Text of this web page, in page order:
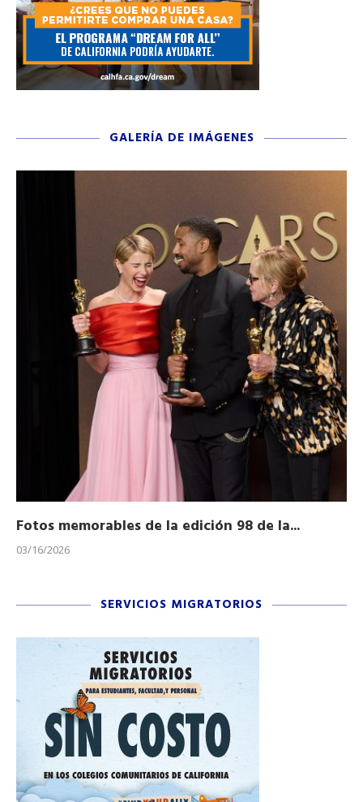
GALERÍA DE IMÁGENES
Fotos memorables de la edición 98 de la...
03/16/2026
SERVICIOS MIGRATORIOS